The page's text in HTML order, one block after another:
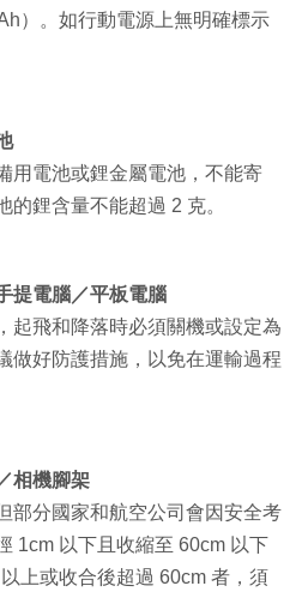
）。如行動電源上無明確標示
用電池或鋰金屬電池，不能寄
鋰含量不能超過 2 克。
提電腦／平板電腦
起飛和降落時必須關機或設定為
做好防護措施，以免在運輸過程
相機腳架
部分國家和航空公司會因安全考
1cm 以下且收縮至 60cm 以下
上或收合後超過 60cm 者，須